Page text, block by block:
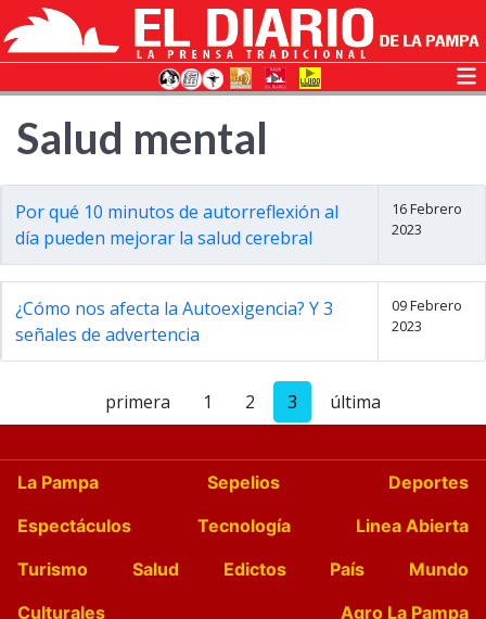
Salud mental
Por qué 10 minutos de autorreflexión al
día pueden mejorar la salud cerebral
16 Febrero
2023
¿Cómo nos afecta la Autoexigencia? Y 3
señales de advertencia
09 Febrero
2023
primera 1 2 3 última
La Pampa Sepelios
Deportes
Espectáculos
Tecnología
Linea Abierta
Turismo
Salud Edictos País
Mundo
Culturales
Agro La Pampa